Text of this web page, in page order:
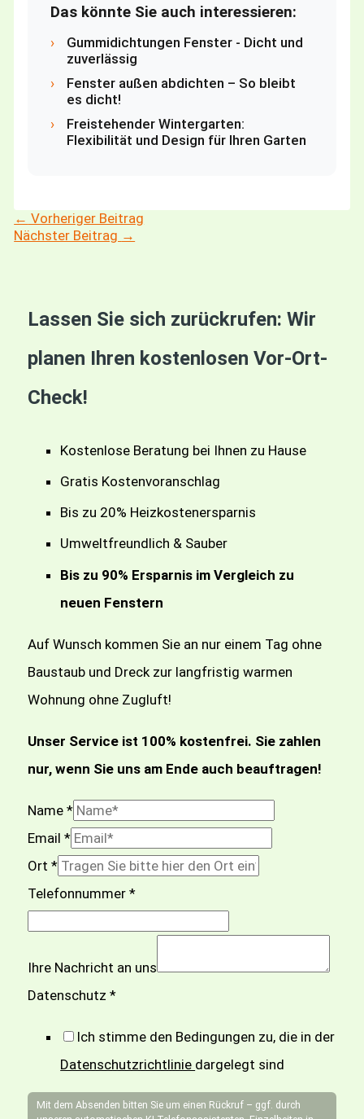
Das könnte Sie auch interessieren:
›
Gummidichtungen Fenster - Dicht und
zuverlässig
›
Fenster außen abdichten – So bleibt
es dicht!
›
Freistehender Wintergarten:
Flexibilität und Design für Ihren Garten
← Vorheriger Beitrag
Nächster Beitrag →
Lassen Sie sich zurückrufen: Wir
planen Ihren kostenlosen Vor-Ort-
Check!
Kostenlose Beratung bei Ihnen zu Hause
Gratis Kostenvoranschlag
Bis zu 20% Heizkostenersparnis
Umweltfreundlich & Sauber
Bis zu 90% Ersparnis im Vergleich zu
neuen Fenstern
Auf Wunsch kommen Sie an nur einem Tag ohne
Baustaub und Dreck zur langfristig warmen
Wohnung ohne Zugluft!
Unser Service ist 100% kostenfrei. Sie zahlen
nur, wenn Sie uns am Ende auch beauftragen!
Name*
Email*
Ort*
Telefonnummer*
Ihre Nachricht an uns
N
Datenschutz*
Ich stimme den Bedingungen zu, die in der
Datenschutzrichtlinie dargelegt sind
Mit dem Absenden bitten Sie um einen Rückruf – ggf. durch